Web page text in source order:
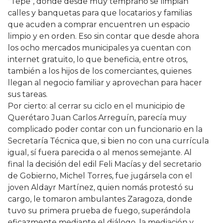
calles y banquetas para que locatarios y familias
que acuden a comprar encuentren un espacio
limpio y en orden. Eso sin contar que desde ahora
los ocho mercados municipales ya cuentan con
internet gratuito, lo que beneficia, entre otros,
también a los hijos de los comerciantes, quienes
llegan al negocio familiar y aprovechan para hacer
sus tareas.
Por cierto: al cerrar su ciclo en el municipio de
Querétaro Juan Carlos Arreguín, parecía muy
complicado poder contar con un funcionario en la
Secretaría Técnica que, si bien no con una currícula
igual, sí fuera parecida o al menos semejante. Al
final la decisión del edil Feli Macías y del secretario
de Gobierno, Michel Torres, fue jugársela con el
joven Aldayr Martínez, quien nomás protestó su
cargo, le tomaron ambulantes Zaragoza, donde
tuvo su primera prueba de fuego, superándola